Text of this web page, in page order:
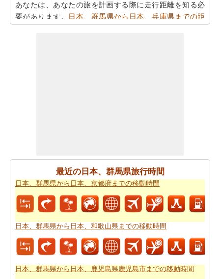
あなたは、あなたの旅を計画する際に走行距離を知る必
要があります。
日本、群馬県から日本、兵庫県までの距
新しい場所に行くの後、あなたの目的地へのルートを知
ることが重要です。場合はルートを認識していません、
あなたは日本、群馬県から日本、兵庫県までの道路ルー
トプランをチェックすることができます。
燃料費は、道路の旅行を計画する際に考慮すべきもう一
つの重要な要因であります。日本、群馬県から日本、兵
庫県までの旅行の費用をしたいですか。
最近の日本、群馬県旅行時間
日本、群馬県から日本、京都府までの移動時間
日本、群馬県から日本、和歌山県までの移動時間
日本、群馬県から日本、鹿児島県鹿児島市までの移動時間